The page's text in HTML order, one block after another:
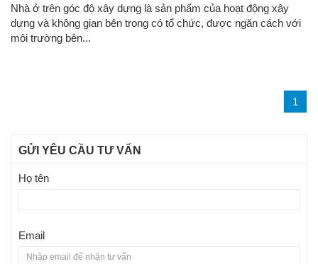
Nhà ở trên góc độ xây dựng là sản phẩm của hoạt động xây
dựng và không gian bên trong có tổ chức, được ngăn cách với
môi trường bên...
1
GỬI YÊU CẦU TƯ VẤN
Họ tên
Email